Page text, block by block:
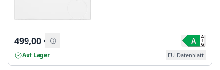
499,00 €
Auf Lager EU-Datenblatt